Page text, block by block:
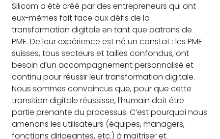
Silicom a été créé par des entrepreneurs qui ont
eux-mêmes fait face aux défis de la
transformation digitale en tant que patrons de
PME. De leur expérience est né un constat : les PME
suisses, tous secteurs et tailles confondus, ont
besoin d’un accompagnement personnalisé et
continu pour réussir leur transformation digitale.
Nous sommes convaincus que, pour que cette
transition digitale réussisse, l’humain doit être
partie prenante du processus. C’est pourquoi nous
amenons les utilisateurs (équipes, managers,
fonctions dirigeantes, etc.) à maîtriser et